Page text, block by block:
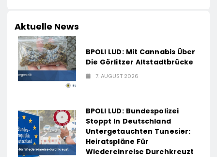
Aktuelle News
BPOLI LUD: Mit Cannabis Über
Die Görlitzer Altstadtbrücke
7. AUGUST 2026
BPOLI LUD: Bundespolizei
Stoppt In Deutschland
Untergetauchten Tunesier:
Heiratspläne Für
Wiedereinreise Durchkreuzt